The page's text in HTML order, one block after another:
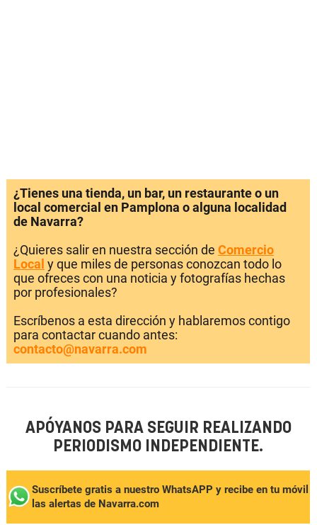
¿Tienes una tienda, un bar, un restaurante o un
local comercial en Pamplona o alguna localidad
de Navarra?
¿Quieres salir en nuestra sección de Comercio
Local y que miles de personas conozcan todo lo
que ofreces con una noticia y fotografías hechas
por profesionales?
Escríbenos a esta dirección y hablaremos contigo
para contactar cuando antes:
contacto@navarra.com
APÓYANOS PARA SEGUIR REALIZANDO
PERIODISMO INDEPENDIENTE.
Suscríbete gratis a nuestro WhatsAPP y recibe en tu móvil
las alertas de Navarra.com